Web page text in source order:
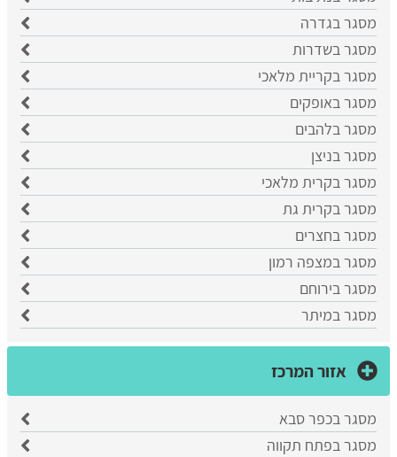
מסגר בגדרה
מסגר בשדרות
מסגר בקריית מלאכי
מסגר באופקים
מסגר בלהבים
מסגר בניצן
מסגר בקרית מלאכי
מסגר בקרית גת
מסגר בחצרים
מסגר במצפה רמון
מסגר בירוחם
מסגר במיתר
אזור המרכז
מסגר בכפר סבא
​מסגר בפתח תקווה